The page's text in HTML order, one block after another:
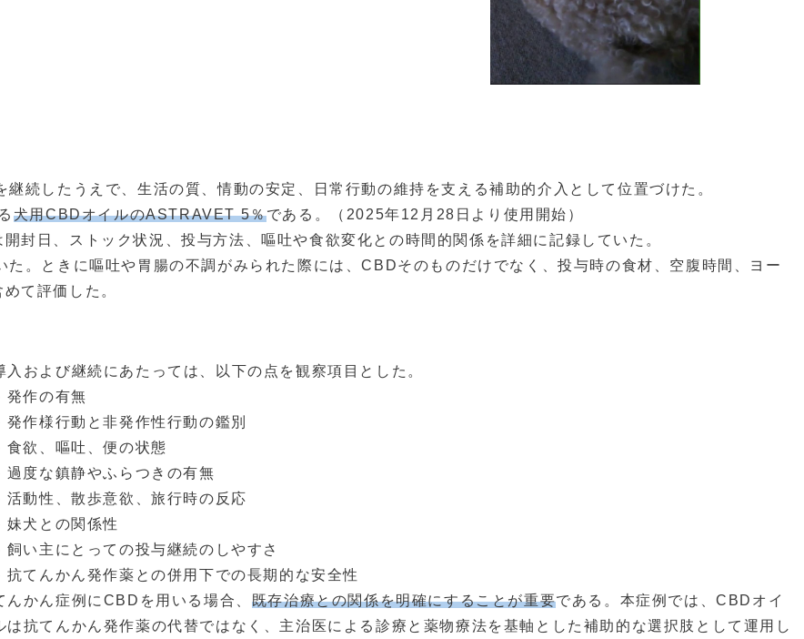
続したうえで、生活の質、情動の安定、日常行動の維持を支える補助的介入として位置づけた。
犬用CBDオイルのASTRAVET 5％である。（2025年12月28日より使用開始）
封日、ストック状況、投与方法、嘔吐や食欲変化との時間的関係を詳細に記録していた。
た。ときに嘔吐や胃腸の不調がみられた際には、CBDそのものだけでなく、投与時の食材、空腹時間、ヨー
て評価した。
入および継続にあたっては、以下の点を観察項目とした。
発作の有無
発作様行動と非発作性行動の鑑別
食欲、嘔吐、便の状態
過度な鎮静やふらつきの有無
活動性、散歩意欲、旅行時の反応
妹犬との関係性
飼い主にとっての投与継続のしやすさ
抗てんかん発作薬との併用下での長期的な安全性
んかん症例にCBDを用いる場合、 既存治療との関係を明確にすることが重要である。本症例では、CBDオイ
は抗てんかん発作薬の代替ではなく、主治医による診療と薬物療法を基軸とした補助的な選択肢として運用し